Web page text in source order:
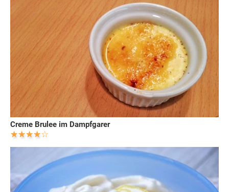
Creme Brulee im Dampfgarer